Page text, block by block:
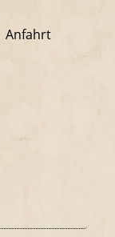
Anfahrt